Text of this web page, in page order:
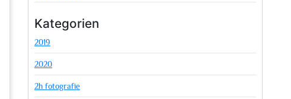
Kategorien
2019
2020
2h fotografie